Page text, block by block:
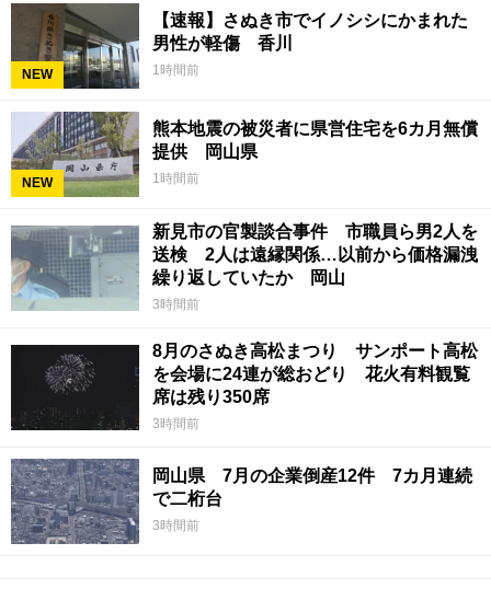
NEW
【速報】さぬき市でイノシシにかまれた
男性が軽傷 香川
1時間前
NEW
熊本地震の被災者に県営住宅を6カ月無償
提供 岡山県
1時間前
新見市の官製談合事件 市職員ら男2人を
送検 2人は遠縁関係…以前から価格漏洩
繰り返していたか 岡山
3時間前
8月のさぬき高松まつり サンポート高松
を会場に24連が総おどり 花火有料観覧
席は残り350席
3時間前
岡山県 7月の企業倒産12件 7カ月連続
で二桁台
3時間前